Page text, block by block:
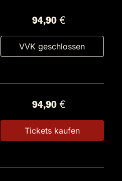
94,90 €
VVK geschlossen
94,90 €
Tickets kaufen